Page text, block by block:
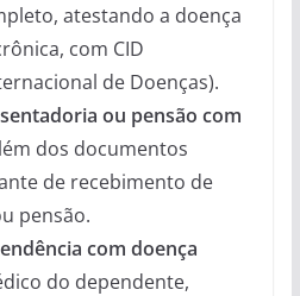
atestando a doença
com CID
de Doenças).
ou pensão com
dos documentos
de recebimento de
pensão.
com doença
do dependente,